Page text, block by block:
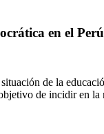
en el
de la
de incidir en